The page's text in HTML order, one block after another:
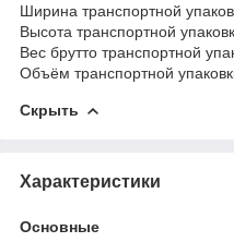
Ширина транспортной
Высота транспортной
Вес брутто транспортной
Объём транспортной
Скрыть
Характеристики
Основные